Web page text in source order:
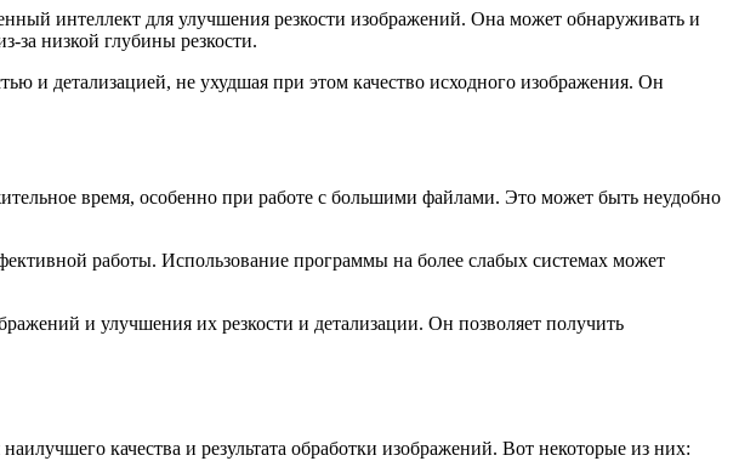
интеллект для улучшения резкости изображений. Она может обнаруживать и
за низкой глубины резкости.
и детализацией, не ухудшая при этом качество исходного изображения. Он
время, особенно при работе с большими файлами. Это может быть неудобно
работы. Использование программы на более слабых системах может
и улучшения их резкости и детализации. Он позволяет получить
качества и результата обработки изображений. Вот некоторые из них: